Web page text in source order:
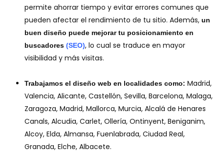
permite ahorrar tiempo y evitar errores comunes que
pueden afectar el rendimiento de tu sitio. Además, un
buen diseño puede mejorar tu posicionamiento en
buscadores (SEO), lo cual se traduce en mayor
visibilidad y más visitas.
Trabajamos el diseño web en localidades como: Madrid,
Valencia, Alicante, Castellón, Sevilla, Barcelona, Malaga,
Zaragoza, Madrid, Mallorca, Murcia, Alcalá de Henares
Canals, Alcudia, Carlet, Ollería, Ontinyent, Beniganim,
Alcoy, Elda, Almansa, Fuenlabrada, Ciudad Real,
Granada, Elche, Albacete.